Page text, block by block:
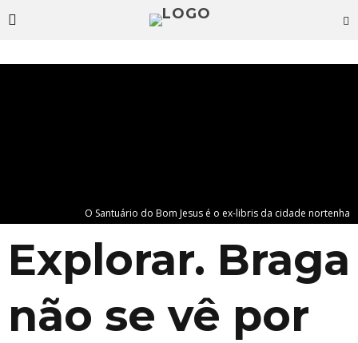
O Santuário do Bom Jesus é o ex-libris da cidade nortenha
Explorar. Braga
não se vê por